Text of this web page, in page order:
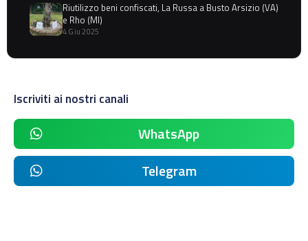
Riutilizzo beni confiscati, La Russa a Busto Arsizio (VA)
e Rho (MI)
4 Giu 2025
Iscriviti ai nostri canali
WhatsApp
Telegram